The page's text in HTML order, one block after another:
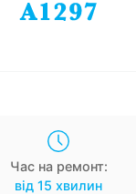
Час на ремонт:
від 15 хвилин